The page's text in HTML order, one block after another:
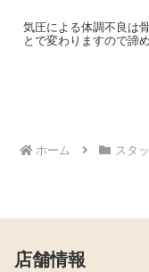
気圧による体調不良は
とで変わりますので諦
ホーム スタ
店舗情報